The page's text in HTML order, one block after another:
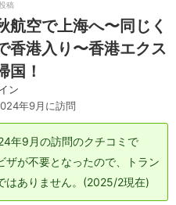
稿
航空で上海へ〜同じく
香港入り〜香港エクス
国！
ン
年9月に訪問
年9月の訪問のクチコミで
ザが不要となったので、トラン
はありません。(2025/2現在)